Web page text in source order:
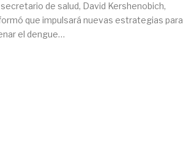
secretario de salud, David Kershenobich,
que impulsará nuevas estrategias para
el dengue…